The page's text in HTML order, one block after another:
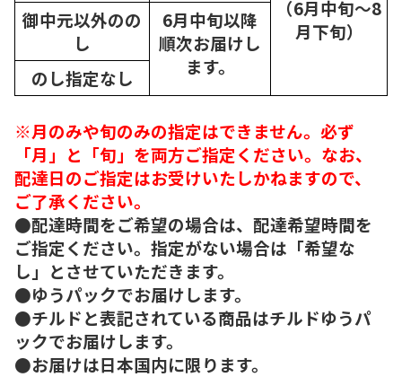
（6月中旬～8
月下旬）
御中元以外のの
し
6月中旬以降
順次お届けし
ます。
のし指定なし
※月のみや旬のみの指定はできません。必ず
「月」と「旬」を両方ご指定ください。なお、
配達日のご指定はお受けいたしかねますので、
ご了承ください。
●配達時間をご希望の場合は、配達希望時間を
ご指定ください。指定がない場合は「希望な
し」とさせていただきます。
●ゆうパックでお届けします。
●チルドと表記されている商品はチルドゆうパ
ックでお届けします。
●お届けは日本国内に限ります。